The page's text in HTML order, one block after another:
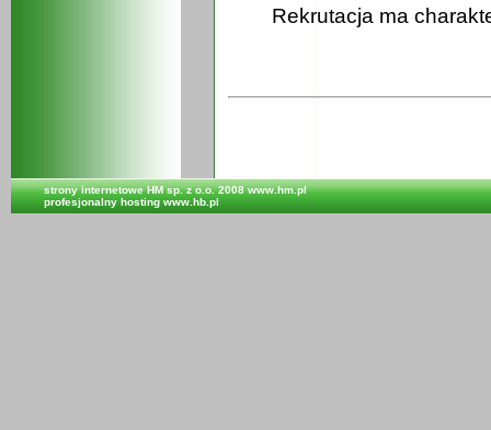
Rekrutacja ma
strony internetoweHM sp. z o.o. 2008 www.hm.pl
profesjonalny hosting www.hb.pl